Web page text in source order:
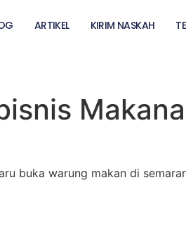
ARTIKEL KIRIM NASKAH
buka warung makan di